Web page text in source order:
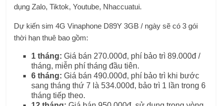
dụng Zalo, Tiktok, Youtube, Nhaccuatui.
Dự kiến ​​sim 4G Vinaphone D89Y 3GB / ngày sẽ có 3 gói
thời hạn thuê bao gồm:
1 tháng: Giá bán 270.000đ, phí bảo trì 89.000đ /
tháng, miễn phí tháng đầu tiên.
6 tháng: Giá bán 490.000đ, phí bảo trì khi bước
sang tháng thứ 7 là 534.000đ, bảo trì 1 lần trong 6
tháng tiếp theo.